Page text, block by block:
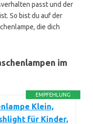
passt und der
So bist du auf der
die dich
im
EMPFEHLUNG
Klein,
für Kinder,